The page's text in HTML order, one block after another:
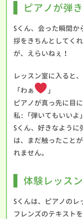
ピアノが弾
Sくん、会った瞬間
拶をきちんとしてく
が、えらいねぇ！
レッスン室に入ると、
「わぁ
」
ピアノが真っ先に目
私:「弾いてもいいよ」
Sくん、好きなよう
は、まだ触ったこと
れません。
体験レッス
Sくんは、ピアノの
フレンズのテキスト